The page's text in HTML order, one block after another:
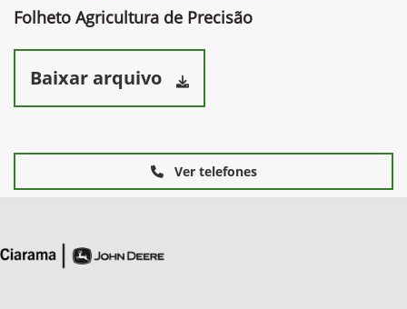
Folheto Agricultura de Precisão
Baixar arquivo
Ver telefones